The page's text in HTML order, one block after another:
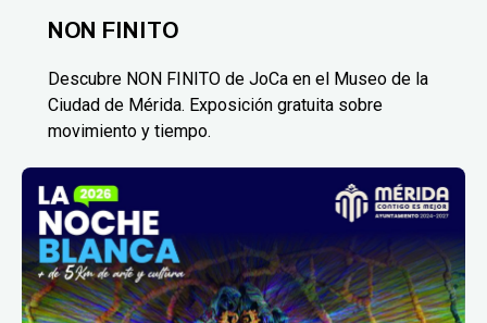
NON FINITO
Descubre NON FINITO de JoCa en el Museo de la
Ciudad de Mérida. Exposición gratuita sobre
movimiento y tiempo.